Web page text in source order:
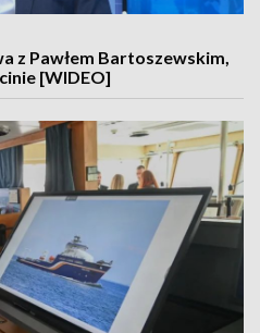
z Pawłem Bartoszewskim,
[WIDEO]